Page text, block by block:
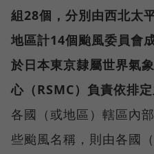
組28個，分別由西北太
地區計14個颱風委員會
於日本東京隸屬世界氣
心（RSMC）負責依排
各國（或地區）轄區內
些颱風名稱，則由各國